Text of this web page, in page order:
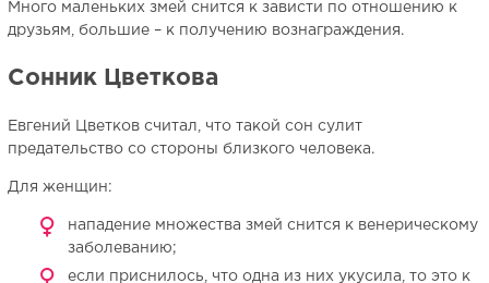
Много маленьких змей снится к зависти по отношению к
друзьям, большие – к получению вознаграждения.
Сонник Цветкова
Евгений Цветков считал, что такой сон сулит
предательство со стороны близкого человека.
Для женщин:
нападение множества змей снится к венерическому
заболеванию;
если приснилось, что одна из них укусила, то это к